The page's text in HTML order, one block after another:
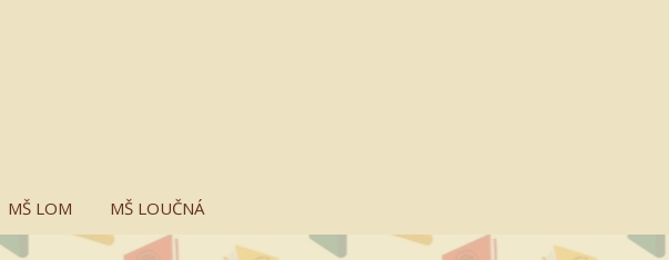
MŠ LOM MŠ LOUČNÁ